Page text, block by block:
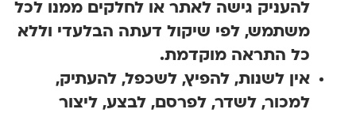
להעניק גישה לאתר או לחלקים ממנו לכל
משתמש, לפי שיקול דעתה הבלעדי וללא
כל התראה מוקדמת.
אין
לשנות, להפיץ, לשכפל, להעתיק,
למכור, לשדר, לפרסם, לבצע, ליצור